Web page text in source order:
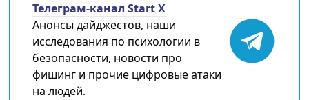
Телеграм-канал Start X
Анонсы дайджестов, наши
исследования по психологии в
безопасности, новости про
фишинг и прочие цифровые атаки
на людей.